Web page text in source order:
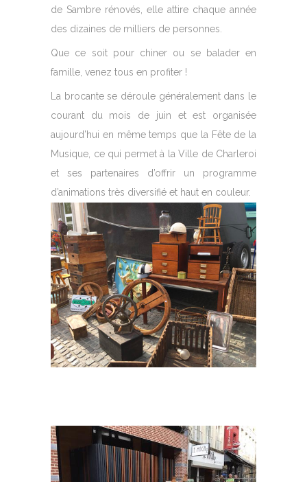
de Sambre rénovés, elle attire chaque année
des dizaines de milliers de personnes.
Que ce soit pour chiner ou se balader en
famille, venez tous en profiter !
La brocante se déroule généralement dans le
courant du mois de juin et est organisée
aujourd’hui en même temps que la Fête de la
Musique, ce qui permet à la Ville de Charleroi
et ses partenaires d’offrir un programme
d’animations très diversifié et haut en couleur.